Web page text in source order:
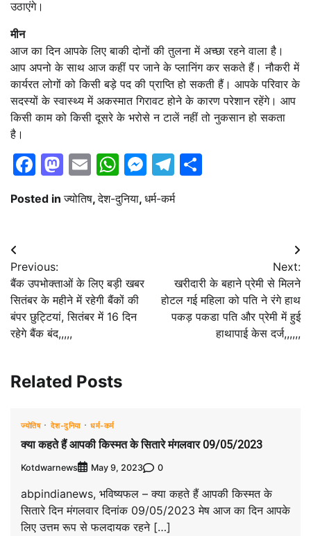
उठाएंगे।
मीन
आज का दिन आपके लिए बाकी दोनों की तुलना में अच्छा रहने वाला है।
आप अपनो के साथ आज कहीं पर जाने के प्लानिंग कर सकते हैं। नौकरी में
कार्यरत लोगों को किसी बड़े पद की प्राप्ति हो सकती हैं। आपके परिवार के
सदस्यों के स्वास्थ्य में अकस्मात गिरावट होने के कारण परेशान रहेंगे। आप
किसी काम को किसी दूसरे के भरोसे न टालें नहीं तो नुकसान हो सकता
है।
Facebook
Mastodon
EmailWhatsApp
Messenger
Telegram
Posted inज्योतिष,देश-दुनिया, धर्म-कर्म
Post
navigation
Previous:
बैंक उपभोक्ताओं के लिए बड़ी खबर
सितंबर के महीने में रहेगी बैंकों की
बंपर छुट्टियां, सितंबर में 16 दिन
रहेगे बैंक बंद,,,,,
Next:
खरीदारी के बहाने प्रेमी से मिलने
होटल गई महिला को पति ने रंगे हाथ
पकड़ पकडा पति और प्रेमी में हुई
हाथापाई केस दर्ज,,,,,,
Related Posts
ज्योतिष देश-दुनिया धर्म-कर्म
क्या कहते हैं आपकी किस्मत के सितारे मंगलवार 09/05/2023
Kotdwarnews May 9, 2023 0
abpindianews, भविष्यफल – क्या कहते हैं आपकी किस्मत के
सितारे दिन मंगलवार दिनांक 09/05/2023 मेष आज का दिन आपके
लिए उत्तम रूप से फलदायक रहने […]